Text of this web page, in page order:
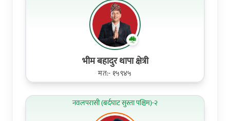
भीम बहादुर थापा क्षेत्री
मत:- १५९४५
नवलपरासी (बर्दघाट सुस्ता पश्चिम)-२